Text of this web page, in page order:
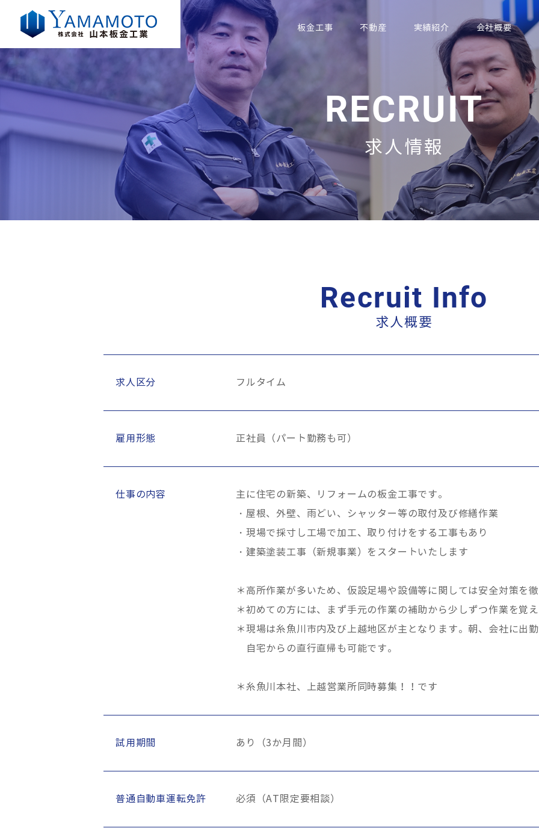
板金工事 不動産 実績紹介 会社概要
RECRUIT
求人情報
Recruit Info
求人概要
求人区分 フルタイム
雇用形態 正社員（パート勤務も可）
仕事の内容
主に住宅の新築、リフォームの板金工事です。
・屋根、外壁、雨どい、シャッター等の取付及び修繕作業
・現場で採寸し工場で加工、取り付けをする工事もあり
・建築塗装工事（新規事業）をスタートいたします
＊高所作業が多いため、仮設足場や設備等に関しては安全対策を徹
＊初めての方には、まず手元の作業の補助から少しずつ作業を覚
＊現場は糸魚川市内及び上越地区が主となります。朝、会社に出
自宅からの直行直帰も可能です。
＊糸魚川本社、上越営業所同時募集！！です
試用期間 あり（3か月間）
普通自動車運転免許 必須（AT限定要相談）